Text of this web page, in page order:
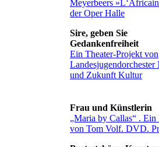
Meyerbeers
der Oper Halle
Sire, geben Sie
Gedankenfreiheit
Ein Theater-Projekt von
Landesjugendorchester
und Zukunft Kultur
Frau und Künstlerin
„Maria by Callas“ . Ein
von Tom Volf. DVD.